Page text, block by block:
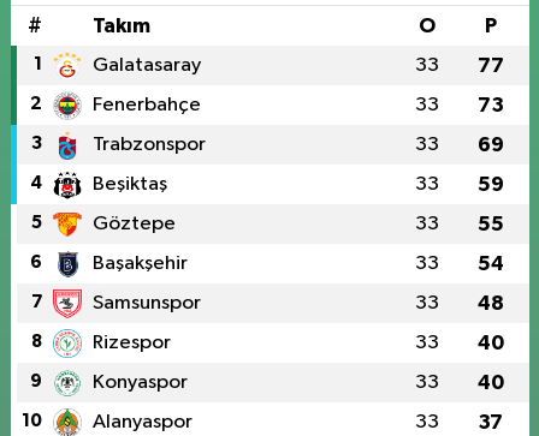
# Takım O P
1 Galatasaray 33 77
2 Fenerbahçe 33 73
3 Trabzonspor 33 69
4 Beşiktaş 33 59
5 Göztepe 33 55
6 Başakşehir 33 54
7 Samsunspor 33 48
8 Rizespor 33 40
9 Konyaspor 33 40
10 Alanyaspor 33 37